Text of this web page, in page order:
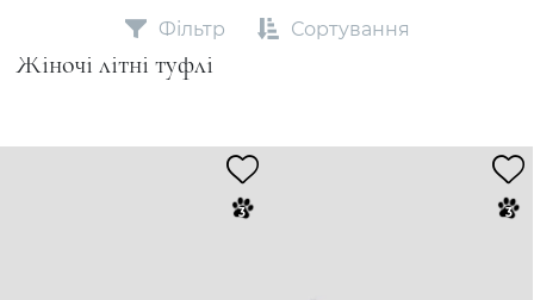
Жіночі літні туфлі
Фільтр Сортування